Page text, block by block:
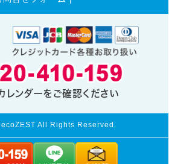
ンダーをご確認ください
All Rights Reserved.